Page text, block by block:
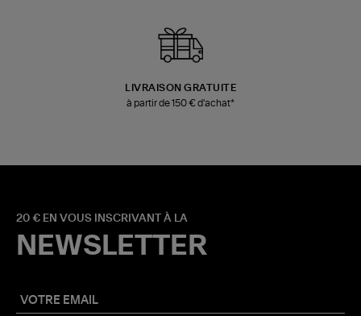
LIVRAISON GRATUITE
à partir de 150 € d'achat*
20 € EN VOUS INSCRIVANT À LA
NEWSLETTER